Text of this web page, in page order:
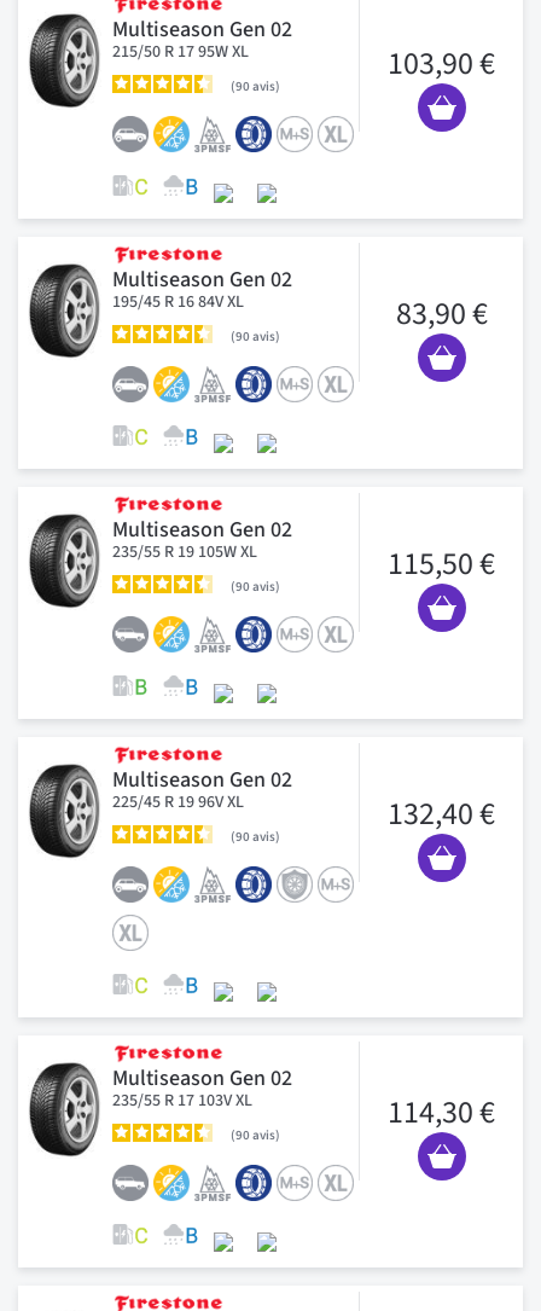
Multiseason Gen 02
215/50 R 17 95W XL
90avis
103,90 €
Multiseason Gen 02
195/45 R 16 84V XL
90avis
83,90 €
Multiseason Gen 02
235/55 R 19 105W XL
90avis
115,50 €
Multiseason Gen 02
225/45 R 19 96V XL
90avis
132,40 €
Multiseason Gen 02
235/55 R 17 103V XL
90avis
114,30 €